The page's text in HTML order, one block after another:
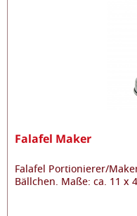
Falafel Maker
Falafel Portionierer/
Bällchen. Maße: ca. 11 x